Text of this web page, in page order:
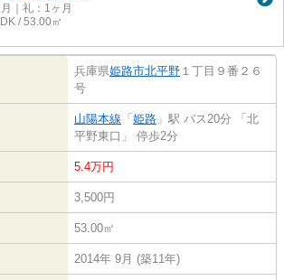
｜礼：1ヶ月
/ 53.00㎡
兵庫県姫路市北平野 １丁目９番２６
号
山陽本線 「 姫路 」駅 バス20分 「北
平野東口」 停歩2分
5.4万円
3,500円
53.00㎡
2014年 9月 (築11年)